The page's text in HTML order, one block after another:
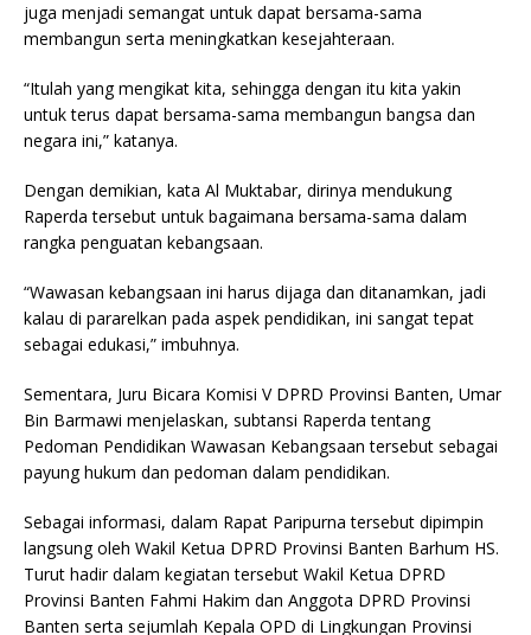
juga menjadi semangat untuk dapat bersama-sama
membangun serta meningkatkan kesejahteraan.
“Itulah yang mengikat kita, sehingga dengan itu kita yakin
untuk terus dapat bersama-sama membangun bangsa dan
negara ini,” katanya.
Dengan demikian, kata Al Muktabar, dirinya mendukung
Raperda tersebut untuk bagaimana bersama-sama dalam
rangka penguatan kebangsaan.
“Wawasan kebangsaan ini harus dijaga dan ditanamkan, jadi
kalau di pararelkan pada aspek pendidikan, ini sangat tepat
sebagai edukasi,” imbuhnya.
Sementara, Juru Bicara Komisi V DPRD Provinsi Banten, Umar
Bin Barmawi menjelaskan, subtansi Raperda tentang
Pedoman Pendidikan Wawasan Kebangsaan tersebut sebagai
payung hukum dan pedoman dalam pendidikan.
Sebagai informasi, dalam Rapat Paripurna tersebut dipimpin
langsung oleh Wakil Ketua DPRD Provinsi Banten Barhum HS.
Turut hadir dalam kegiatan tersebut Wakil Ketua DPRD
Provinsi Banten Fahmi Hakim dan Anggota DPRD Provinsi
Banten serta sejumlah Kepala OPD di Lingkungan Provinsi